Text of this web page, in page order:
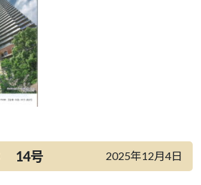
14号 2025年12月4日